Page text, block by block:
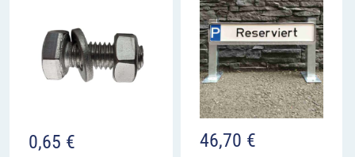
0,65 € 46,70 €